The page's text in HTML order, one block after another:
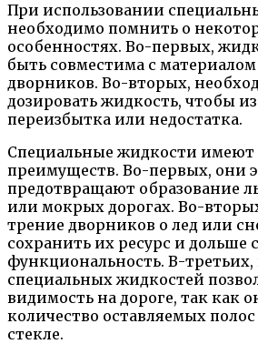
При использовании
необходимо помнить о
особенностях. Во-первых,
быть совместима с
дворников. Во-вторых,
дозировать жидкость, чтобы
переизбытка или недостатка.
Специальные жидкости имеют
преимуществ. Во-первых, они
предотвращают образование
или мокрых дорогах. Во-
трение дворников о лед или
сохранить их ресурс и дольше
функциональность. В-третьих,
специальных жидкостей
видимость на дороге, так как
количество оставляемых
стекле.